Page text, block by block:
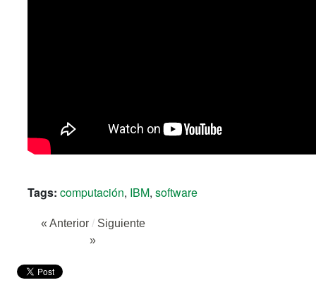
Tags: computación, IBM, software
« Anterior / Siguiente
»